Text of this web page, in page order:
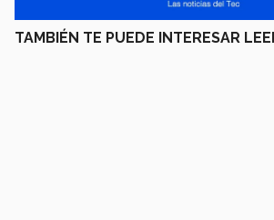
TAMBIÉN TE PUEDE INTERESAR